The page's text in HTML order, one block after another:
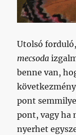
Utolsó
mecsoda
benne van,
pont
pont, vagy ha
nyerhet